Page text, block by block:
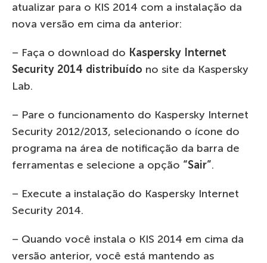
atualizar para o KIS 2014 com a instalação da
nova versão em cima da anterior:
– Faça o download do Kaspersky Internet
Security 2014 distribuído no site da Kaspersky
Lab.
– Pare o funcionamento do Kaspersky Internet
Security 2012/2013, selecionando o ícone do
programa na área de notificação da barra de
ferramentas e selecione a opção “Sair”.
– Execute a instalação do Kaspersky Internet
Security 2014.
– Quando você instala o KIS 2014 em cima da
versão anterior, você está mantendo as